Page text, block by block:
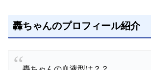
轟ちゃんのプロフィール紹介